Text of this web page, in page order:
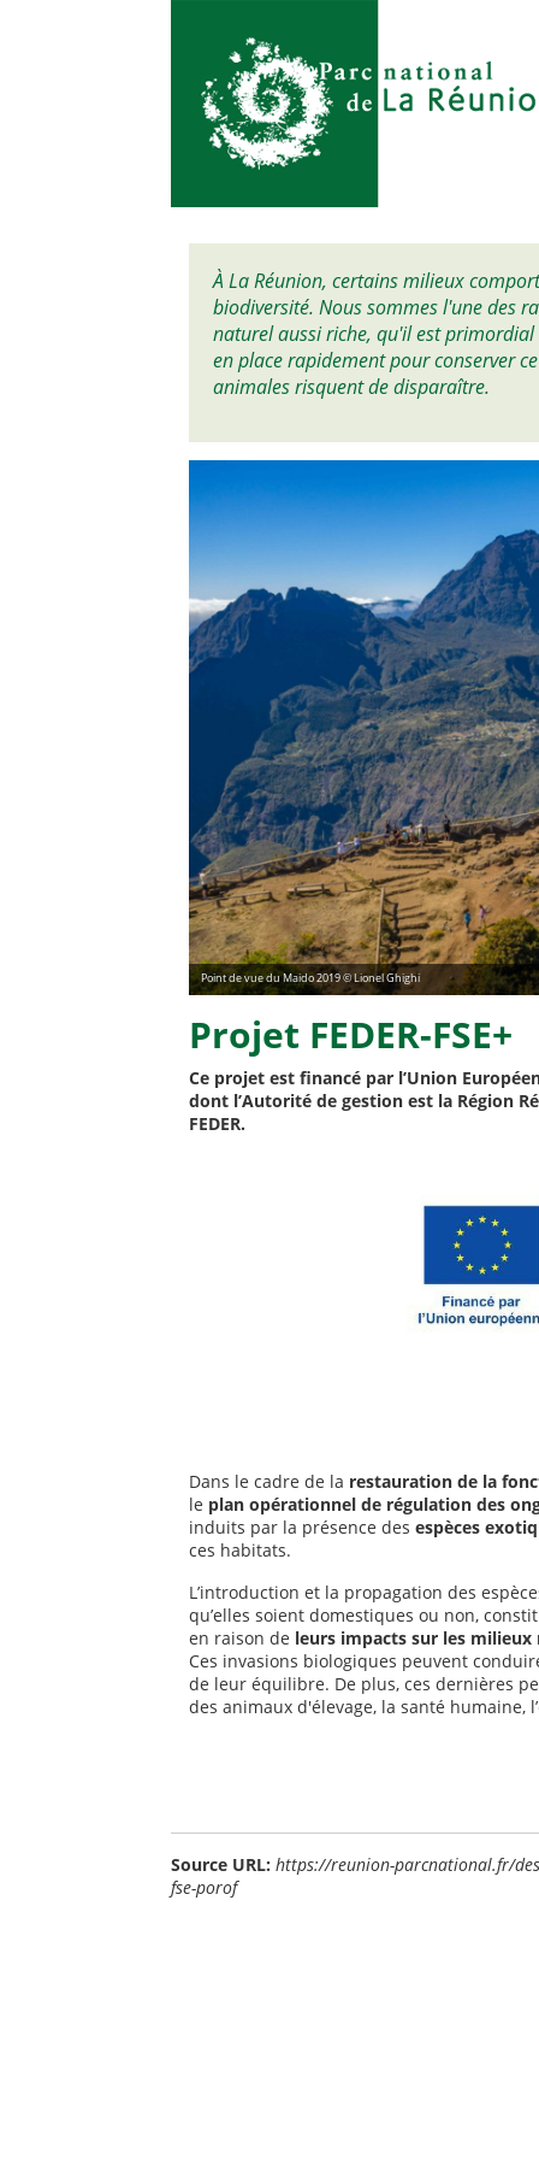
À La Réunion, certains milieux
biodiversité. Nous sommes l'une des
naturel aussi riche, qu'il est primordial
en place rapidement pour conserver
animales risquent de disparaître.
Point de vue du Maido 2019 © Lionel Ghighi
Projet FEDER-FSE+
Ce projet est financé par l’Union
dont l’Autorité de gestion est la Région
FEDER.
Dans le cadre de la restauration de la
le plan opérationnel de régulation des
induits par la présence des espèces
ces habitats.
L’introduction et la propagation des
qu’elles soient domestiques ou non,
en raison de leurs impacts sur les milieux
Ces invasions biologiques peuvent
de leur équilibre. De plus, ces dernières
des animaux d'élevage, la santé humaine,
Source URL: https://reunion-parcnational.fr/
fse-porof